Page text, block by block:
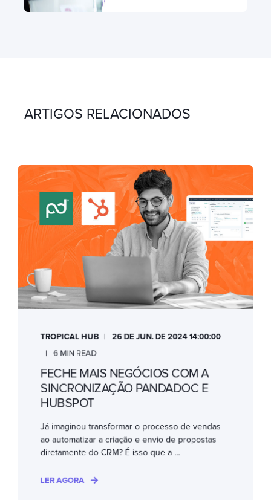
ARTIGOS RELACIONADOS
TROPICAL HUB 26 DE JUN. DE 2024 14:00:00
6 MIN READ
FECHE MAIS NEGÓCIOS COM A
SINCRONIZAÇÃO PANDADOC E
HUBSPOT
Já imaginou transformar o processo de vendas
ao automatizar a criação e envio de propostas
diretamente do CRM? É isso que a ...
LER AGORA